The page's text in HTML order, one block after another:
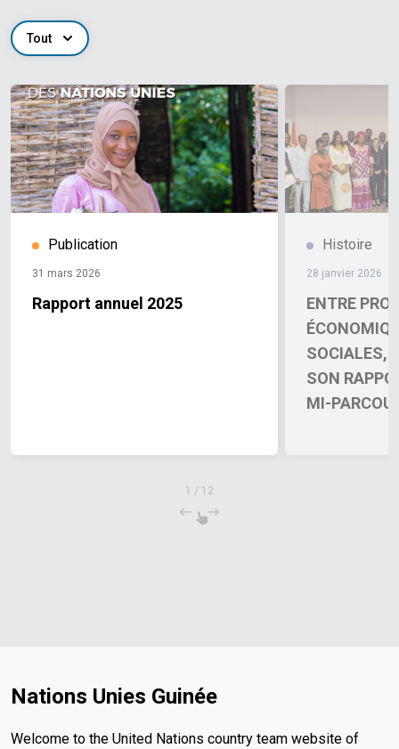
Tout
Publication
31 mars 2026
Rapport annuel 2025
Histoire
28 janvier 2026
ENTRE
SOCIALES,
SON
MI-
1 / 12
Nations Unies Guinée
Welcome to the United Nations country team website of